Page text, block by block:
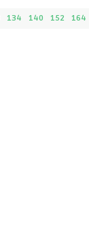
134 140 152 164